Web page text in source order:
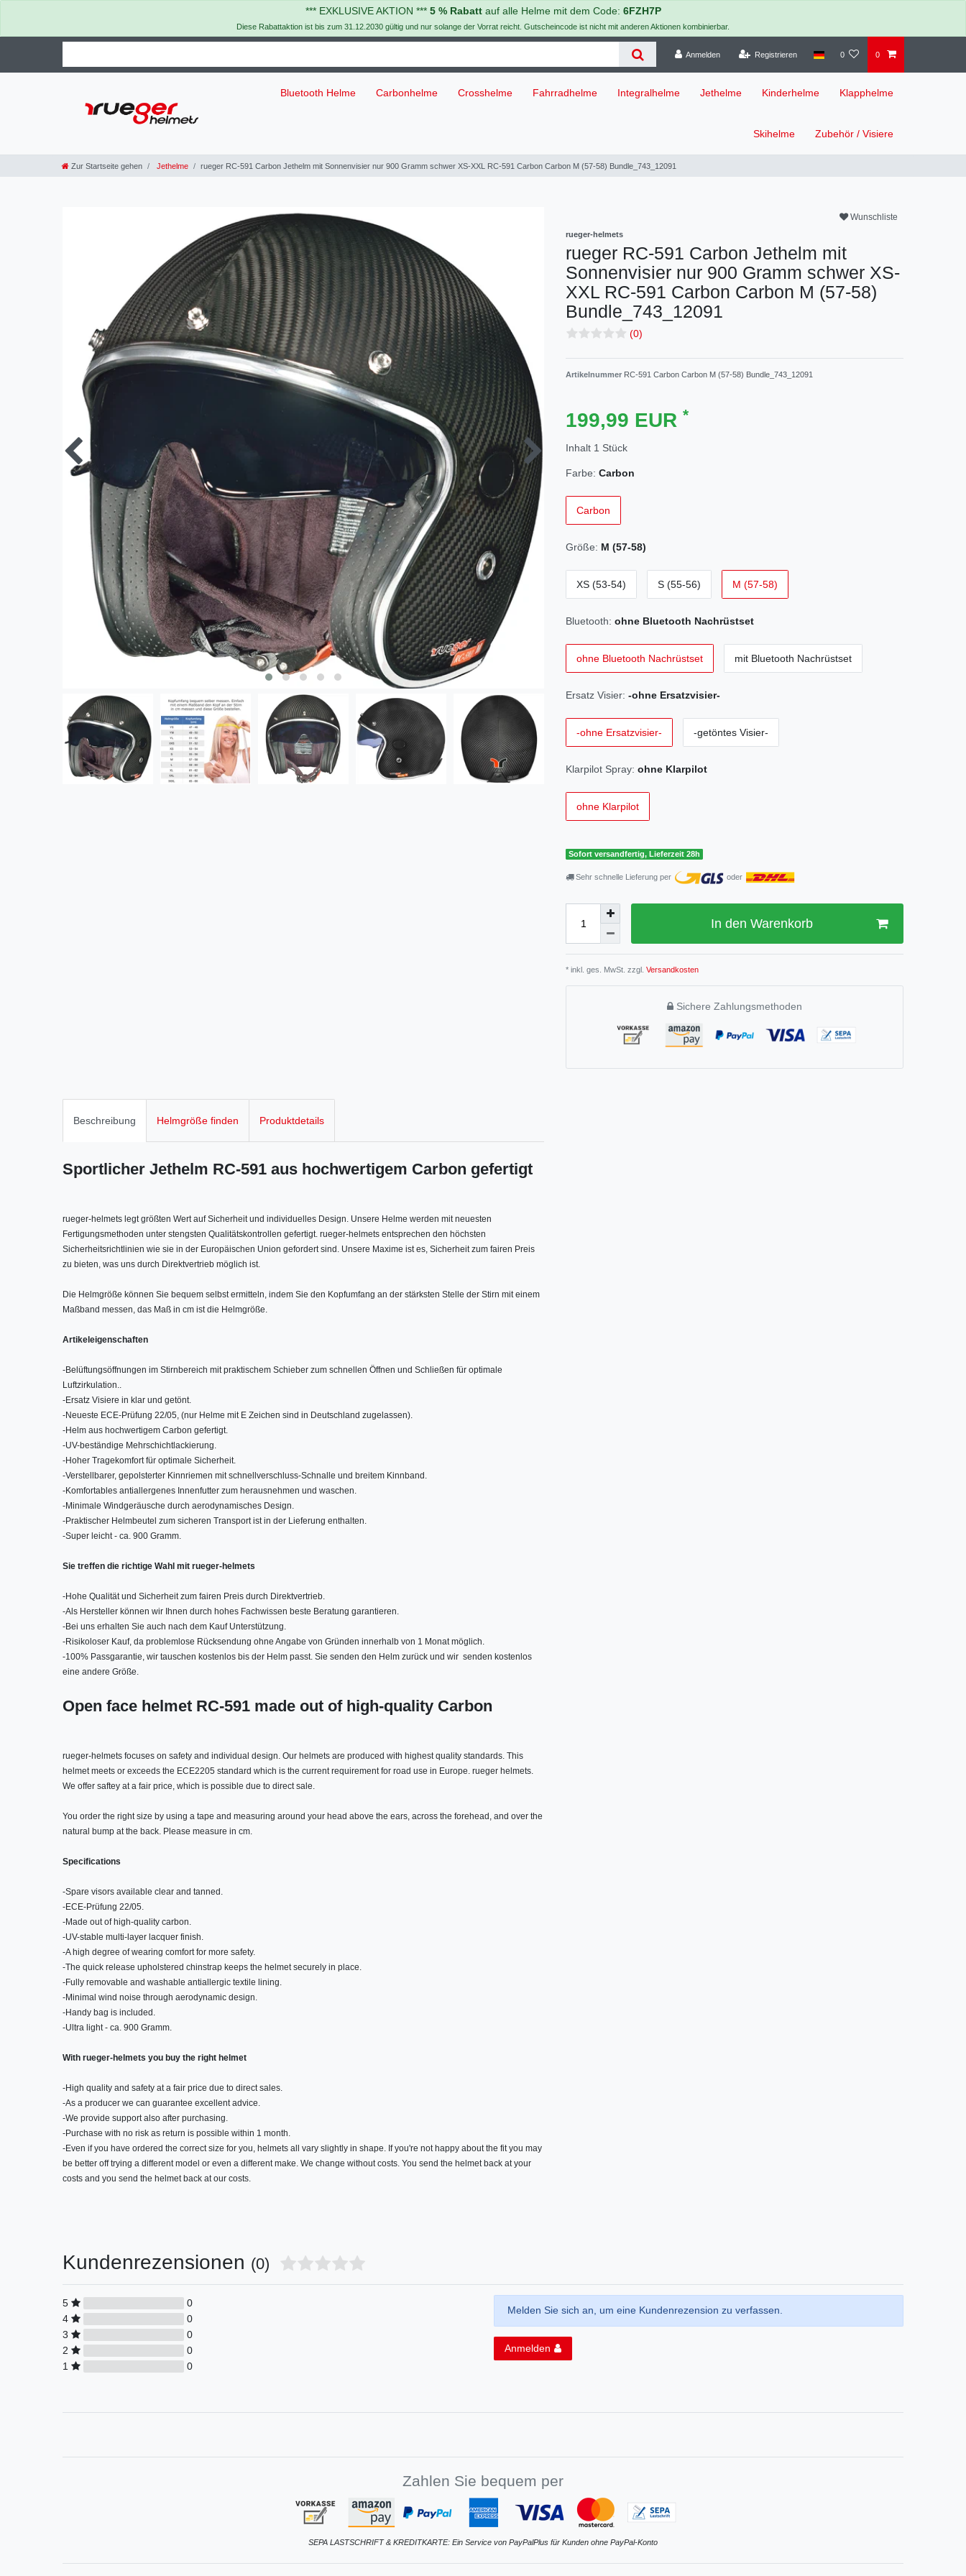
*** EXKLUSIVE AKTION *** 5 % Rabattauf alle Helme mit dem Code: 6FZH7P
Diese Rabattaktion ist bis zum 31.12.2030 gültig und nur solange der Vorrat reicht. Gutscheincode ist nicht mit anderen Aktionen kombinierbar.
Anmelden Registrieren 0 0
Bluetooth Helme Carbonhelme Crosshelme Fahrradhelme Integralhelme Jethelme Kinderhelme Klapphelme
Skihelme Zubehör / Visiere
Zur Startseite gehen Jethelme rueger RC-591 Carbon Jethelm mit Sonnenvisier nur 900 Gramm schwer XS-XXL RC-591 Carbon Carbon M (57-58) Bundle_743_12091
Wunschliste
rueger-helmets
rueger RC-591 Carbon Jethelm mit
Sonnenvisier nur 900 Gramm schwer XS-
XXL RC-591 Carbon Carbon M (57-58)
Bundle_743_12091
(0)
Artikelnummer RC-591 Carbon Carbon M (57-58) Bundle_743_12091
199,99 EUR *
Inhalt 1 Stück
Farbe: Carbon
Carbon
Größe: M (57-58)
XS (53-54) S (55-56) M (57-58)
Bluetooth: ohne Bluetooth Nachrüstset
ohne Bluetooth Nachrüstset mit Bluetooth Nachrüstset
Ersatz Visier: -ohne Ersatzvisier-
-ohne Ersatzvisier- -getöntes Visier-
Klarpilot Spray: ohne Klarpilot
ohne Klarpilot
Sofort versandfertig, Lieferzeit 28h
Sehr schnelle Lieferung per oder
In den Warenkorb
* inkl. ges. MwSt. zzgl. Versandkosten
Sichere Zahlungsmethoden
Beschreibung Helmgröße finden Produktdetails
Sportlicher Jethelm RC-591 aus hochwertigem Carbon gefertigt
rueger-helmets legt größten Wert auf Sicherheit und individuelles Design. Unsere Helme werden mit neuesten
Fertigungsmethoden unter stengsten Qualitätskontrollen gefertigt. rueger-helmets entsprechen den höchsten
Sicherheitsrichtlinien wie sie in der Europäischen Union gefordert sind. Unsere Maxime ist es, Sicherheit zum fairen Preis
zu bieten, was uns durch Direktvertrieb möglich ist.
Die Helmgröße können Sie bequem selbst ermitteln, indem Sie den Kopfumfang an der stärksten Stelle der Stirn mit einem
Maßband messen, das Maß in cm ist die Helmgröße.
Artikeleigenschaften
-Belüftungsöffnungen im Stirnbereich mit praktischem Schieber zum schnellen Öffnen und Schließen für optimale
Luftzirkulation..
-Ersatz Visiere in klar und getönt.
-Neueste ECE-Prüfung 22/05, (nur Helme mit E Zeichen sind in Deutschland zugelassen).
-Helm aus hochwertigem Carbon gefertigt.
-UV-beständige Mehrschichtlackierung.
-Hoher Tragekomfort für optimale Sicherheit.
-Verstellbarer, gepolsterter Kinnriemen mit schnellverschluss-Schnalle und breitem Kinnband.
-Komfortables antiallergenes Innenfutter zum herausnehmen und waschen.
-Minimale Windgeräusche durch aerodynamisches Design.
-Praktischer Helmbeutel zum sicheren Transport ist in der Lieferung enthalten.
-Super leicht - ca. 900 Gramm.
Sie treffen die richtige Wahl mit rueger-helmets
-Hohe Qualität und Sicherheit zum fairen Preis durch Direktvertrieb.
-Als Hersteller können wir Ihnen durch hohes Fachwissen beste Beratung garantieren.
-Bei uns erhalten Sie auch nach dem Kauf Unterstützung.
-Risikoloser Kauf, da problemlose Rücksendung ohne Angabe von Gründen innerhalb von 1 Monat möglich.
-100% Passgarantie, wir tauschen kostenlos bis der Helm passt. Sie senden den Helm zurück und wir senden kostenlos
eine andere Größe.
Open face helmet RC-591 made out of high-quality Carbon
rueger-helmets focuses on safety and individual design. Our helmets are produced with highest quality standards. This
helmet meets or exceeds the ECE2205 standard which is the current requirement for road use in Europe. rueger helmets.
We offer saftey at a fair price, which is possible due to direct sale.
You order the right size by using a tape and measuring around your head above the ears, across the forehead, and over the
natural bump at the back. Please measure in cm.
Specifications
-Spare visors available clear and tanned.
-ECE-Prüfung 22/05.
-Made out of high-quality carbon.
-UV-stable multi-layer lacquer finish.
-A high degree of wearing comfort for more safety.
-The quick release upholstered chinstrap keeps the helmet securely in place.
-Fully removable and washable antiallergic textile lining.
-Minimal wind noise through aerodynamic design.
-Handy bag is included.
-Ultra light - ca. 900 Gramm.
With rueger-helmets you buy the right helmet
-High quality and safety at a fair price due to direct sales.
-As a producer we can guarantee excellent advice.
-We provide support also after purchasing.
-Purchase with no risk as return is possible within 1 month.
-Even if you have ordered the correct size for you, helmets all vary slightly in shape. If you're not happy about the fit you may
be better off trying a different model or even a different make. We change without costs. You send the helmet back at your
costs and you send the helmet back at our costs.
Kundenrezensionen (0)
5
0
4
0
3
0
2
0
1
0
Melden Sie sich an, um eine Kundenrezension zu verfassen.
Anmelden
Zahlen Sie bequem per
SEPA LASTSCHRIFT & KREDITKARTE: Ein Service von PayPalPlus für Kunden ohne PayPal-Konto